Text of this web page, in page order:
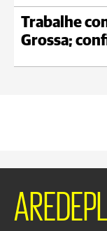
Trabalhe
Grossa;